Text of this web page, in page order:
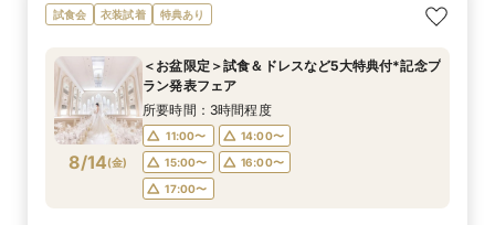
8/13(木)
【遠方の方◎オンライン相談会】スマホで簡単！
豪華5大特典付き
13:00〜
15:00〜
16:00〜
17:00〜
フェアを予約
8/13(木)
《限定プラン◆10~30名専用会場有》少人数
ウェディング相談フェア
11:00〜
14:00〜
16:00〜
17:00〜
フェアを予約
試食会 衣装試着 特典あり
8/14(金)
＜お盆限定＞試食＆ドレスなど5大特典付*記念プ
ラン発表フェア
所要時間：3時間程度
11:00〜
14:00〜
15:00〜
16:00〜
17:00〜